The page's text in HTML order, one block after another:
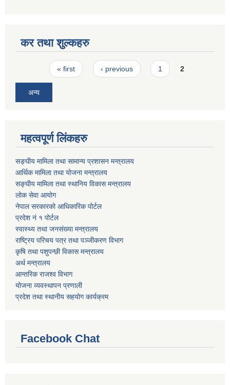
कर तथा शुल्कहरु
Pages« first ‹ previous 1 2
अन्य
महत्वपूर्ण लिंकहरु
सङ्घीय मामिला तथा सामान्य प्रशासन मन्त्रालय
आर्थिक मामिला तथा योजना मन्त्रालय
सङ्घीय मामिला तथा स्थानिय विकास मन्त्रालय
लोक सेवा आयोग
नेपाल सरकारको आधिकारिक पोर्टल
प्रदेश नं १ पोर्टल
स्वास्थ्य तथा जनसंख्या मन्त्रालय
राष्ट्रिय परिचय पत्र तथा पञ्जीकरण विभाग
कृषि तथा पशुपन्छी विकास मन्त्रालय
अर्थ मन्त्रालय
आन्तरिक राजश्व विभाग
योजना व्यवस्थापन प्रणाली
प्रदेश तथा स्थानीय सहयोग कार्यक्रम
Facebook Chat